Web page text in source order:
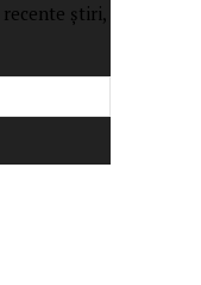
știri,